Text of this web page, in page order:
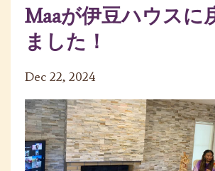
Maaが伊豆ハウスに
ました！
Dec 22, 2024